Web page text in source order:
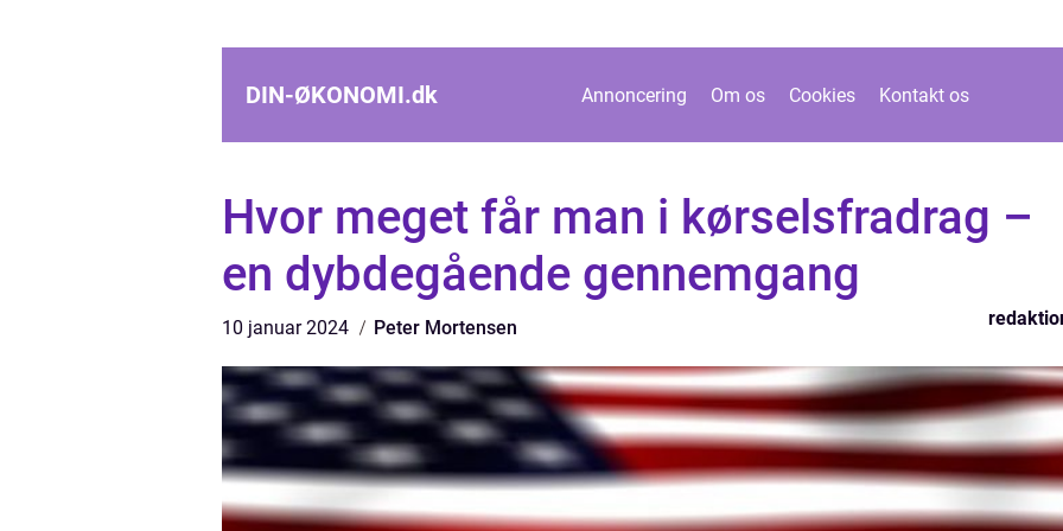
DIN-ØKONOMI.dk Annoncering Om os Cookies Kontakt os
Hvor meget får man i kørselsfradrag –
en dybdegående gennemgang
10 januar 2024 Peter Mortensen